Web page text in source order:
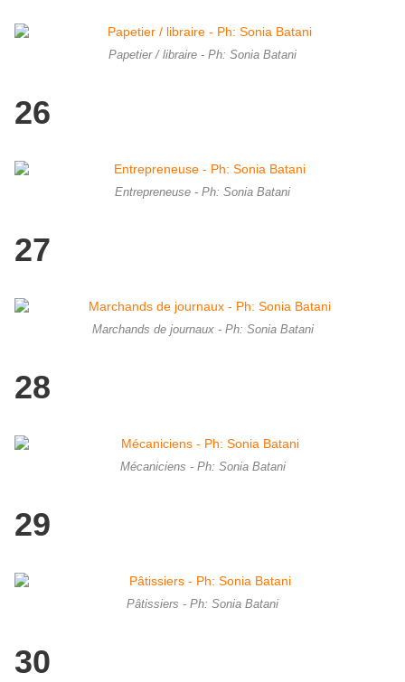
Papetier / libraire - Ph: Sonia Batani
26
Entrepreneuse - Ph: Sonia Batani
27
Marchands de journaux - Ph: Sonia Batani
28
Mécaniciens - Ph: Sonia Batani
29
Pâtissiers - Ph: Sonia Batani
30